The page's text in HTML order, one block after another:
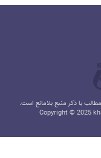
با ذکر منبع بلامانع است.
Copyright © 2025